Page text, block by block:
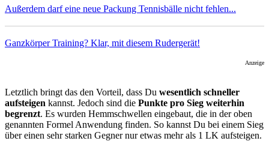
Außerdem darf eine neue Packung Tennisbälle nicht fehlen...
Ganzkörper Training? Klar, mit diesem Rudergerät!
Anzeige
Letztlich bringt das den Vorteil, dass Du wesentlich schneller
aufsteigen kannst. Jedoch sind die Punkte pro Sieg weiterhin
begrenzt. Es wurden Hemmschwellen eingebaut, die in der oben
genannten Formel Anwendung finden. So kannst Du bei einem Sieg
über einen sehr starken Gegner nur etwas mehr als 1 LK aufsteigen.